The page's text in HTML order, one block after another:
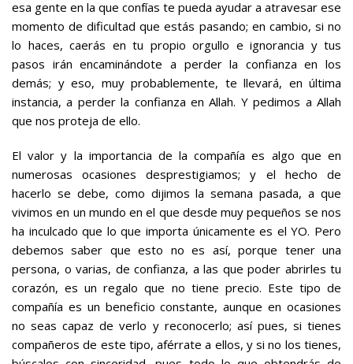
esa gente en la que confías te pueda ayudar a atravesar ese
momento de dificultad que estás pasando; en cambio, si no
lo haces, caerás en tu propio orgullo e ignorancia y tus
pasos irán encaminándote a perder la confianza en los
demás; y eso, muy probablemente, te llevará, en última
instancia, a perder la confianza en Allah. Y pedimos a Allah
que nos proteja de ello.
El valor y la importancia de la compañía es algo que en
numerosas ocasiones desprestigiamos; y el hecho de
hacerlo se debe, como dijimos la semana pasada, a que
vivimos en un mundo en el que desde muy pequeños se nos
ha inculcado que lo que importa únicamente es el YO. Pero
debemos saber que esto no es así, porque tener una
persona, o varias, de confianza, a las que poder abrirles tu
corazón, es un regalo que no tiene precio. Este tipo de
compañía es un beneficio constante, aunque en ocasiones
no seas capaz de verlo y reconocerlo; así pues, si tienes
compañeros de este tipo, aférrate a ellos, y si no los tienes,